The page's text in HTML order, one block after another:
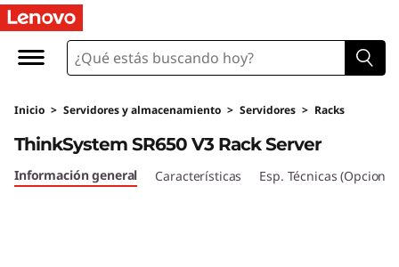
Inicio > Servidores y almacenamiento > Servidores > Racks
ThinkSystem SR650 V3 Rack Server
Información general Características Esp. Técnicas